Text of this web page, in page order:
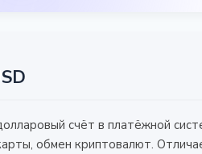
счёт в платёжной
обмен криптовалют.